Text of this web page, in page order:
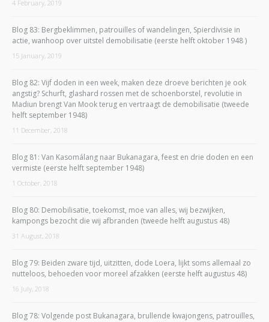
4 February, 2019
Blog 83: Bergbeklimmen, patrouilles of wandelingen, Spierdivisie in
actie, wanhoop over uitstel demobilisatie (eerste helft oktober 1948 )
15 January, 2019
Blog 82: Vijf doden in een week, maken deze droeve berichten je ook
angstig? Schurft, glashard rossen met de schoenborstel, revolutie in
Madiun brengt Van Mook terug en vertraagt de demobilisatie (tweede
helft september 1948)
11 December, 2018
Blog 81: Van Kasomálang naar Bukanagara, feest en drie doden en een
vermiste (eerste helft september 1948)
1 October, 2018
Blog 80: Demobilisatie, toekomst, moe van alles, wij bezwijken,
kampongs bezocht die wij afbranden (tweede helft augustus 48)
31 August, 2018
Blog 79: Beiden zware tijd, uitzitten, dode Loera, lijkt soms allemaal zo
nutteloos, behoeden voor moreel afzakken (eerste helft augustus 48)
16 July, 2018
Blog 78: Volgende post Bukanagara, brullende kwajongens, patrouilles,